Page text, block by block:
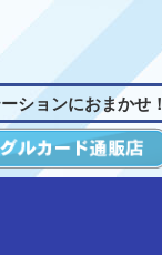
ションにおまかせ！